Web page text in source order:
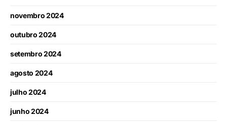
novembro 2024
outubro 2024
setembro 2024
agosto 2024
julho 2024
junho 2024